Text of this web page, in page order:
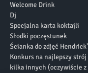
Welcome Drink
Dj
Specjalna karta koktajli
Słodki poczęstunek
Ścianka do zdjęć
Konkurs na najlepszy
kilka innych (oczywiście z